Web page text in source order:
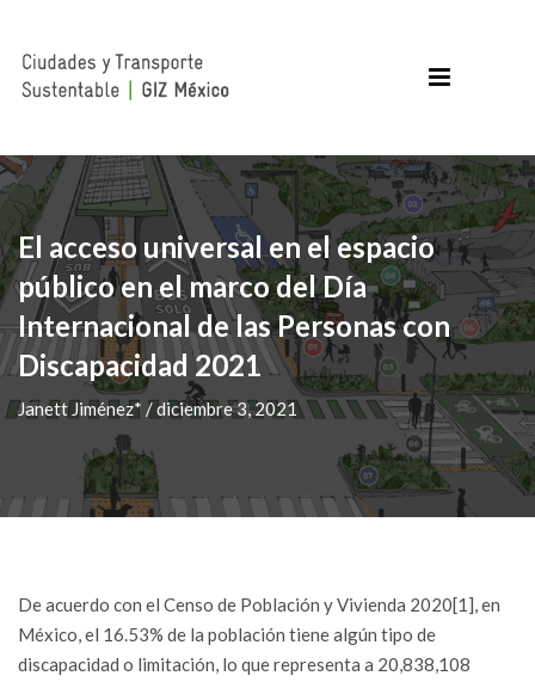
El acceso universal en el espacio
público en el marco del Día
Internacional de las Personas con
Discapacidad 2021
Janett Jiménez* / diciembre 3, 2021
De acuerdo con el Censo de Población y Vivienda 2020[1], en
México, el 16.53% de la población tiene algún tipo de
discapacidad o limitación, lo que representa a 20,838,108